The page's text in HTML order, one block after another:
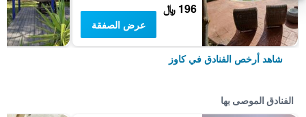
196 ﷼
عرض الصفقة
شاهد أرخص الفنادق في كاوز
الفنادق الموصى بها